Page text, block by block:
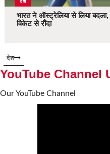
देश
भारत ने ऑस्ट्रेलिया से लिया
विकेट से रौंदा
देश
YouTube Channel
Our YouTube Channel